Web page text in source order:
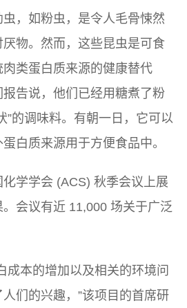
，如粉虫，是令人毛骨悚然
物。然而，这些昆虫是可食
类蛋白质来源的健康替代
告说，他们已经用糖煮了粉
”的调味料。有朝一日，它可以
白质来源用于方便食品中。
学学会 (ACS) 秋季会议上展
会议有近 11,000 场关于广泛
成本的增加以及相关的环境问
们的兴趣，”该项目的首席研